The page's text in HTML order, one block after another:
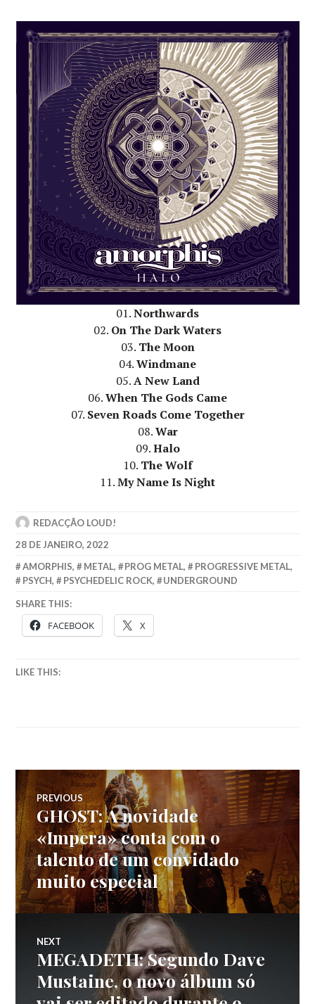
01.Northwards
02. On The Dark Waters
03. The Moon
04.Windmane
05.A New Land
06.When The Gods Came
07. Seven Roads Come Together
08.War
09.Halo
10. The Wolf
11.My Name Is Night
REDACÇÃO LOUD!
28 DE JANEIRO, 2022
AMORPHIS, METAL, PROG METAL, PROGRESSIVE METAL,
PSYCH, PSYCHEDELIC ROCK, UNDERGROUND
SHARE THIS:
FACEBOOK X
LIKE THIS:
Navegação
de
artigos
PREVIOUS
Previous
post:
GHOST: A novidade
«Impera» conta com o
talento de um convidado
muito especial
NEXT
Next
MEGADETH: Segundo Dave
Mustaine, o novo álbum só